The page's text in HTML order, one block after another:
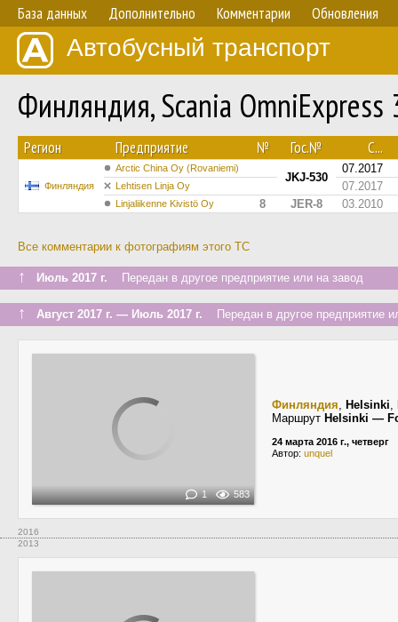
База данных Дополнительно Комментарии Обновления
Автобусный транспорт
Финляндия, Scania
Регион Предприятие № Гос.№ С...
Финляндия
Arctic China Oy (Rovaniemi)
JKJ-530
07.2017
Lehtisen Linja Oy 07.2017
Linjaliikenne Kivistö Oy 8 JER-8 03.2010
Все комментарии к фотографиям этого ТС
↑ Июль 2017 г. Передан в другое предприятие или на завод
↑ Август 2017 г. — Июль 2017 г. Передан в другое предприятие
1 583
Финляндия, Helsinki,
Маршрут Helsinki —
24 марта 2016 г., четверг
Автор: unquel
2016
2013